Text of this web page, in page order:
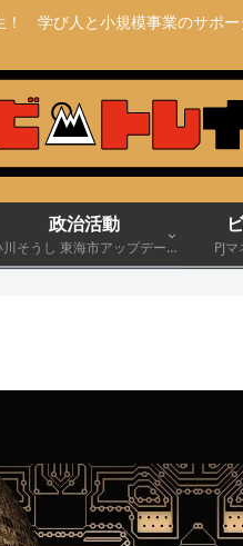
！ 学び人と小規模事業のサポー
政治活動
川そうし 東海市アップデート
宣言 2030
PJ